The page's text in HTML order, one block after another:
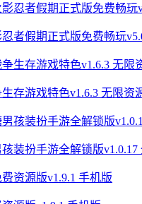
者假期正式版免费畅玩
存游戏特色v1.6.3 无限资
装扮手游全解锁版v1.0.17